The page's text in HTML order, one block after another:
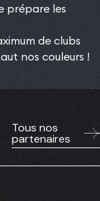
prépare les
de clubs
nos couleurs !
Tous nos
partenaires